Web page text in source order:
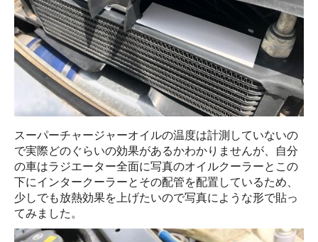
スーパーチャージャーオイルの温度は計測していないの
で実際どのぐらいの効果があるかわかりませんが、自分
の車はラジエーター全面に写真のオイルクーラーとこの
下にインタークーラーとその配管を配置しているため、
少しでも放熱効果を上げたいので写真にような形で貼っ
てみました。